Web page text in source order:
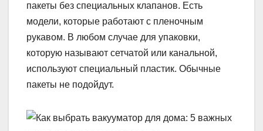
пакеты без специальных клапанов. Есть
модели, которые работают с пленочным
рукавом. В любом случае для упаковки,
которую называют сетчатой или канальной,
используют специальный пластик. Обычные
пакеты не подойдут.